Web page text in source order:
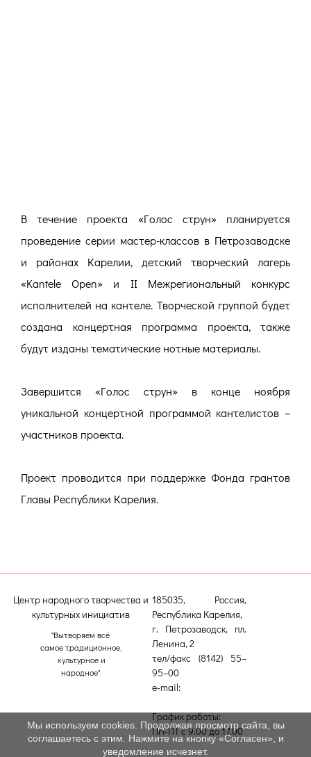
В течение проекта «Голос струн» планируется
проведение серии мастер-классов в Петрозаводске
и районах Карелии, детский творческий лагерь
«Kantele Open» и II Межрегиональный конкурс
исполнителей на кантеле. Творческой группой будет
создана концертная программа проекта, также
будут изданы тематические нотные материалы.
Завершится «Голос струн» в конце ноября
уникальной концертной программой кантелистов –
участников проекта.
Проект проводится при поддержке Фонда грантов
Главы Республики Карелия.
Центр народного творчества и
культурных инициатив
"Вытворяем всё
самое традиционное,
культурное и
народное"
185035, Россия,
Республика Карелия,
г. Петрозаводск, пл.
Ленина, 2
тел/факс (8142) 55–
95–00
e-mail:
График работы:
ПН-ПТ с 9.00 до 17.00
Мы используем cookies. Продолжая просмотр сайта, вы
соглашаетесь с этим. Нажмите на кнопку «Согласен», и
уведомление исчезнет.